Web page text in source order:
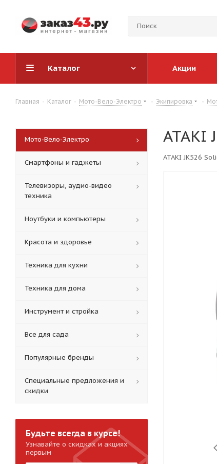
Каталог Акции
Главная - Каталог - Мото-Вело-Электро - Экипировка -
ATAKI
ATAKI JK526
Мото-Вело-Электро
Смартфоны и гаджеты
Телевизоры, аудио-видео
техника
Ноутбуки и компьютеры
Красота и здоровье
Техника для кухни
Техника для дома
Инструмент и стройка
Все для сада
Популярные бренды
Специальные предложения и
скидки
Будьте всегда в курсе!
Узнавайте о скидках и акциях
первым